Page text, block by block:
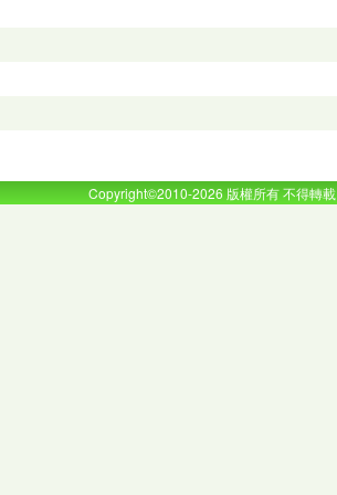
Copyright©2010-2026 版權所有 不得轉載